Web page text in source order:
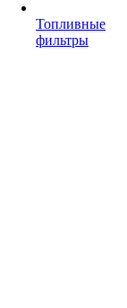
Топливные
фильтры